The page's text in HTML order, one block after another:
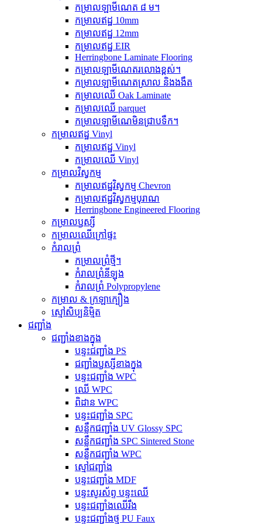
កម្រាលឡាមីណេត ៨ ម។
កម្រាលឥដ្ឋ 10mm
កម្រាលឥដ្ឋ 12mm
កម្រាលឥដ្ឋ EIR
Herringbone Laminate Flooring
កម្រាលឡាមីណេតរលោងខ្ពស់។
កម្រាលឡាមីណេតស្រាល និងងងឹត
កម្រាលឈើ Oak Laminate
កម្រាលឈើ parquet
កម្រាលឡាមីណេមិនជ្រាបទឹក។
កម្រាលឥដ្ឋ Vinyl
កម្រាលឥដ្ឋ Vinyl
កម្រាលឈើ Vinyl
កម្រាលវិស្វកម្ម
កម្រាលឥដ្ឋវិស្វកម្ម Chevron
កម្រាលឥដ្ឋវិស្វកម្មបុរាណ
Herringbone Engineered Flooring
កម្រាលឫស្សី
កម្រាលឈើក្រៅផ្ទះ
កំរាលព្រំ
កម្រាលព្រំថ្មី។
កំរាលព្រំនីឡុង
កំរាលព្រំ Polypropylene
កម្រាល & ក្រឡាក្បឿង
ស្មៅសិប្បនិម្មិត
ជញ្ជាំង
ជញ្ជាំងខាងក្នុង
បន្ទះជញ្ជាំង PS
ជញ្ជាំងឫស្សីខាងក្នុង
បន្ទះជញ្ជាំង WPC
ឈើ WPC
ពិដាន WPC
បន្ទះជញ្ជាំង SPC
សន្លឹកជញ្ជាំង UV Glossy SPC
សន្លឹកជញ្ជាំង SPC Sintered Stone
សន្លឹកជញ្ជាំង WPC
ស្មៅជញ្ជាំង
បន្ទះជញ្ជាំង MDF
បន្ទះសូរស័ព្ទ បន្ទះឈើ
បន្ទះជញ្ជាំងឈើរឹង
បន្ទះជញ្ជាំងថ្ម PU Faux